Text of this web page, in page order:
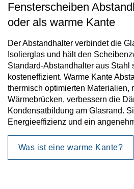
Fensterscheiben
oder als warme Kante
Der Abstandhalter verbindet die
Isolierglas und hält den
Standard-Abstandhalter aus Stahl
kosteneffizient. Warme Kante
thermisch optimierten Materialien,
Wärmebrücken, verbessern die
Kondensatbildung am Glasrand.
Energieeffizienz und ein
Was ist eine warme Kante?